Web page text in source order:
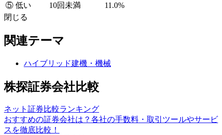
⑤ 低い
10回未満
11.0%
閉じる
関連テーマ
ハイブリッド建機・機械
株探証券会社比較
ネット証券比較ランキング
おすすめの証券会社は？各社の手数料・取引ツールやサービ
スを徹底比較！